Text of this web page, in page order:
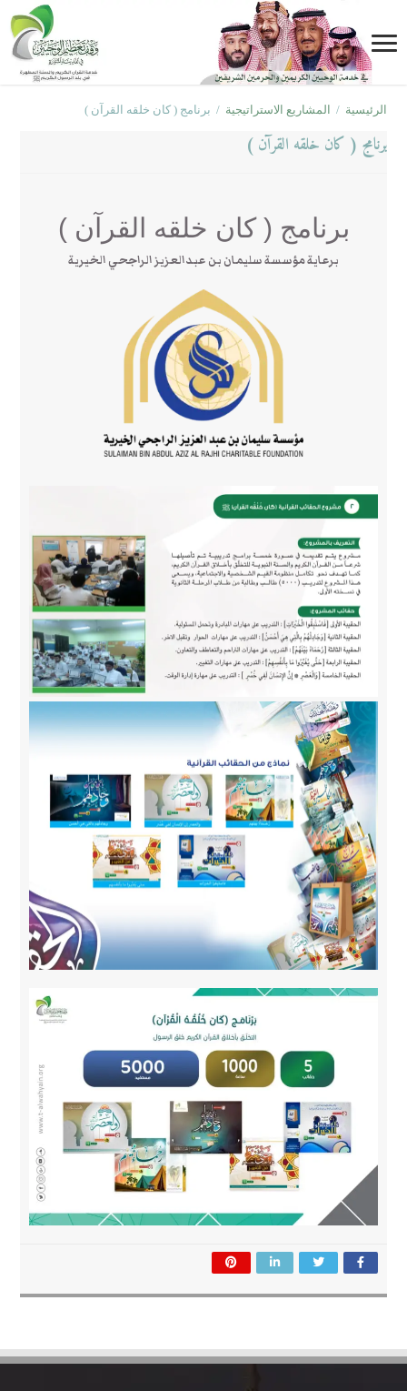
الرئيسية / المشاريع الاستراتيجية / برنامج ( كان خلقه القرآن )
برنامج ( كان خلقه القرآن )
برنامج ( كان خلقه القرآن )
برعاية مؤسسة سليمان بن عبدالعزيز الراجحي الخيرية